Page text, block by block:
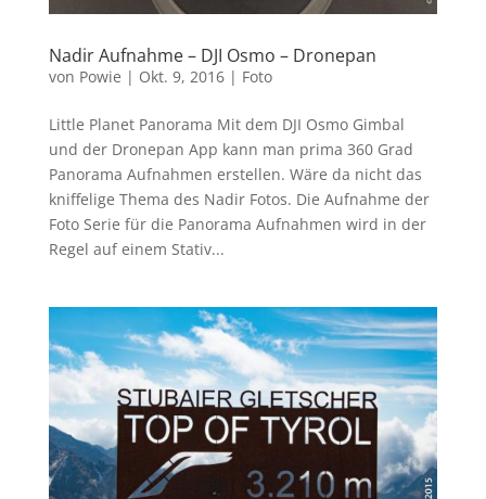
Nadir Aufnahme – DJI Osmo – Dronepan
von Powie | Okt. 9, 2016| Foto
Little Planet Panorama Mit dem DJI Osmo Gimbal
und der Dronepan App kann man prima 360 Grad
Panorama Aufnahmen erstellen. Wäre da nicht das
kniffelige Thema des Nadir Fotos. Die Aufnahme der
Foto Serie für die Panorama Aufnahmen wird in der
Regel auf einem Stativ...